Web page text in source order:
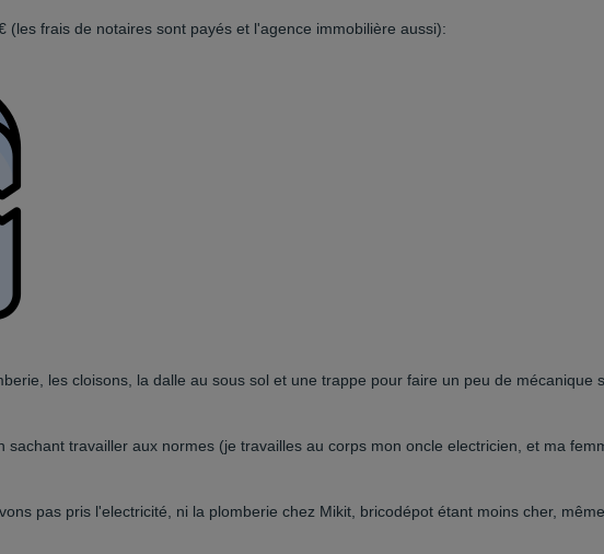
(les frais de notaires sont payés et l'agence immobilière aussi):
les cloisons, la dalle au sous sol et une trappe pour faire un peu de mécanique
sachant travailler aux normes (je travailles au corps mon oncle electricien, et ma
pas pris l'electricité, ni la plomberie chez Mikit, bricodépot étant moins cher,